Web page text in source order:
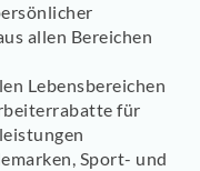
allen Bereichen
Lebensbereichen
für
Sport- und